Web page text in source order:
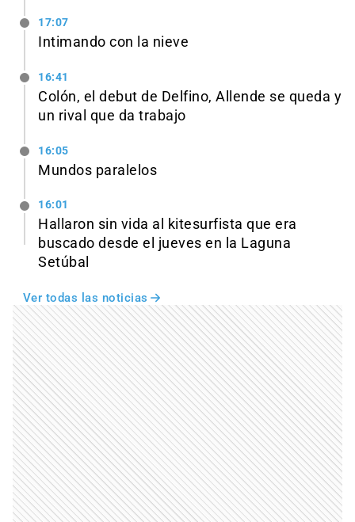
17:07
Intimando con la nieve
16:41
Colón, el debut de Delfino, Allende se queda y
un rival que da trabajo
16:05
Mundos paralelos
16:01
Hallaron sin vida al kitesurfista que era
buscado desde el jueves en la Laguna
Setúbal
Ver todas las noticias